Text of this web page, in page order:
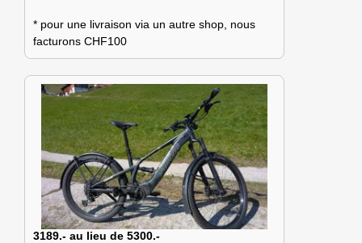
* pour une livraison via un autre shop, nous
facturons CHF100
3189.- au lieu de 5300.-